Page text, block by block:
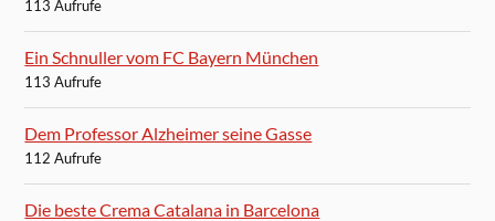
113 Aufrufe
Ein Schnuller vom FC Bayern München
113 Aufrufe
Dem Professor Alzheimer seine Gasse
112 Aufrufe
Die beste Crema Catalana in Barcelona